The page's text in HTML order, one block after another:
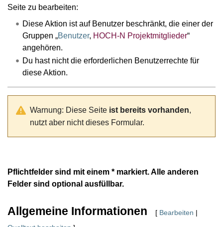
Seite zu bearbeiten:
Diese Aktion ist auf Benutzer beschränkt, die einer der
Gruppen „Benutzer, HOCH-N Projektmitglieder“
angehören.
Du hast nicht die erforderlichen Benutzerrechte für
diese Aktion.
Warnung: Diese Seite ist bereits vorhanden,
nutzt aber nicht dieses Formular.
Pflichtfelder sind mit einem * markiert. Alle anderen
Felder sind optional ausfüllbar.
Allgemeine Informationen [ Bearbeiten |